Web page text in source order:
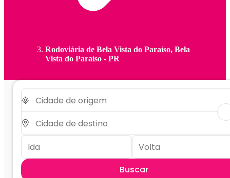
Rodoviária de Bela Vista do Paraíso, Bela
Vista do Paraíso - PR
Buscar